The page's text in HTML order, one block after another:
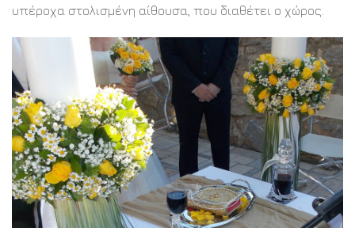
υπέροχα στολισμένη αίθουσα, που διαθέτει ο χώρος.